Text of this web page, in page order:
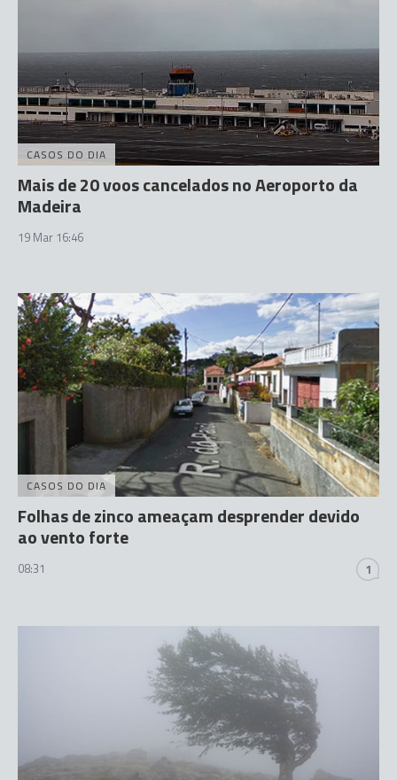
CASOS DO DIA
Mais de 20 voos cancelados no Aeroporto da
Madeira
19 Mar 16:46
CASOS DO DIA
Folhas de zinco ameaçam desprender devido
ao vento forte
08:31 1